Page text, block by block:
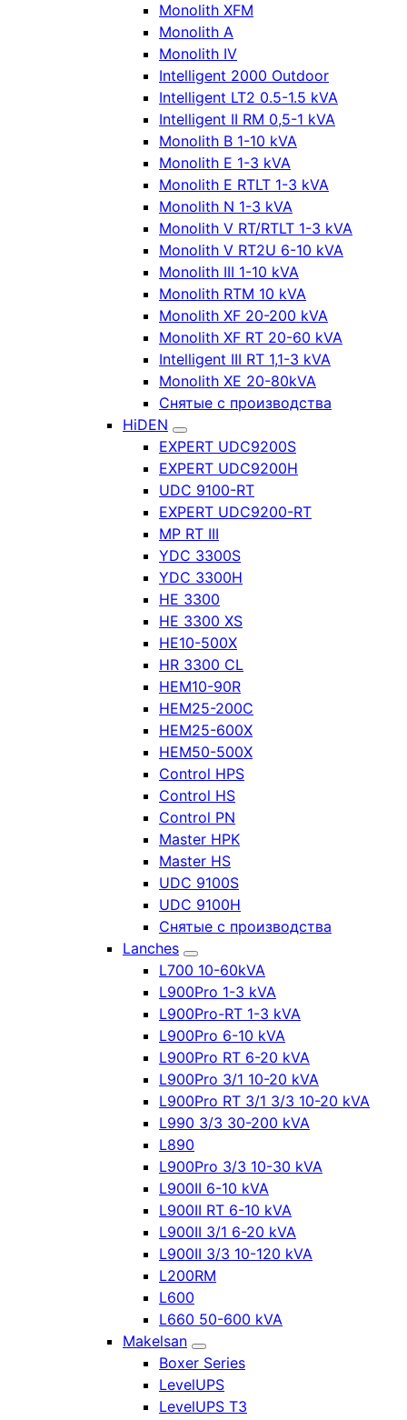
Monolith XFM
Monolith A
Monolith IV
Intelligent 2000 Outdoor
Intelligent LT2 0.5-1.5 kVA
Intelligent II RM 0,5-1 kVA
Monolith B 1-10 kVA
Monolith E 1-3 kVA
Monolith E RTLT 1-3 kVA
Monolith N 1-3 kVA
Monolith V RT/RTLT 1-3 kVA
Monolith V RT2U 6-10 kVA
Monolith III 1-10 kVA
Monolith RTM 10 kVA
Monolith XF 20-200 kVA
Monolith XF RT 20-60 kVA
Intelligent III RT 1,1-3 kVA
Monolith XE 20-80kVA
Снятые с производства
HiDEN
EXPERT UDC9200S
EXPERT UDC9200H
UDC 9100-RT
EXPERT UDC9200-RT
MP RT III
YDC 3300S
YDC 3300H
HE 3300
HE 3300 XS
HE10-500X
HR 3300 CL
HEM10-90R
HEM25-200C
HEM25-600X
HEM50-500X
Control HPS
Control HS
Control PN
Master HPK
Master HS
UDC 9100S
UDC 9100H
Снятые с производства
Lanches
L700 10-60kVA
L900Pro 1-3 kVA
L900Pro-RT 1-3 kVA
L900Pro 6-10 kVA
L900Pro RT 6-20 kVA
L900Pro 3/1 10-20 kVA
L900Pro RT 3/1 3/3 10-20 kVA
L990 3/3 30-200 kVA
L890
L900Pro 3/3 10-30 kVA
L900II 6-10 kVA
L900II RT 6-10 kVA
L900II 3/1 6-20 kVA
L900II 3/3 10-120 kVA
L200RM
L600
L660 50-600 kVA
Makelsan
Boxer Series
LevelUPS
LevelUPS T3